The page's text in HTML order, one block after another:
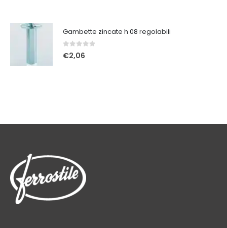
Gambette zincate h 08 regolabili
0Su 5
€2,06